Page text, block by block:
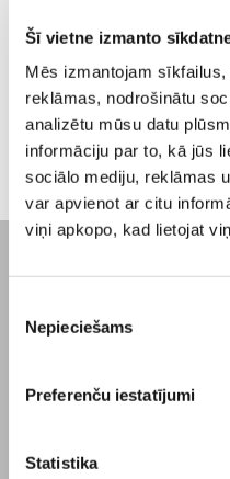
Šī vietne izmanto
Mēs izmantojam
reklāmas, nodrošinātu
analizētu mūsu datu
informāciju par to, kā jūs
sociālo mediju, reklāmas
var apvienot ar citu
viņi apkopo, kad lietojat
izvēle
Nepieciešams
Preferenču iestatījumi
Statistika
Pārdošanas cena
ZepterClubⓘcena
Pievienojies un pērc
no -5% līdz -40%
Par mums
Pasūtījuma
Blog